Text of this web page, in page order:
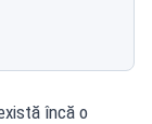
încă o